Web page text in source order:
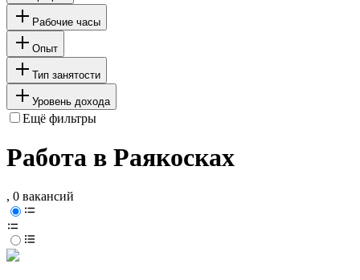
Рабочие часы
Опыт
Тип занятости
Уровень дохода
Ещё фильтры
Работа в Раякосках
, 0 вакансий